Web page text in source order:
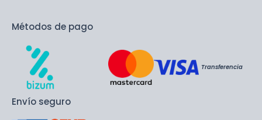
Métodos de pago
Transferencia
Envío seguro